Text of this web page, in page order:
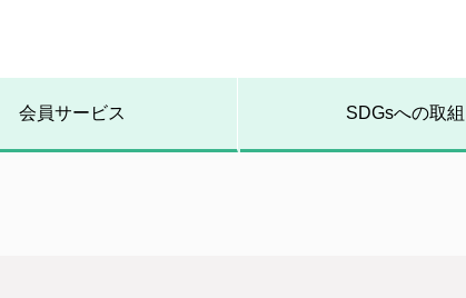
会員サービス SDGsへの取組